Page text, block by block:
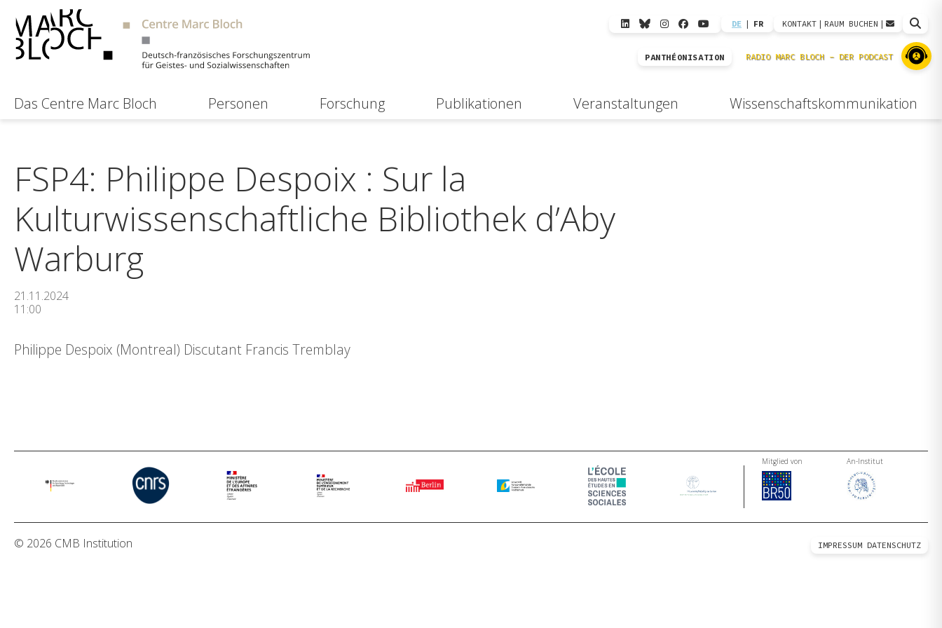
DE | FR KONTAKT | RAUM BUCHEN |
PANTHÉONISATION
Das Centre Marc Bloch Personen Forschung Publikationen Veranstaltungen Wissenschaftskommunikation
FSP4: Philippe Despoix : Sur la
Kulturwissenschaftliche Bibliothek d’Aby
Warburg
21.11.2024
11:00
Philippe Despoix (Montreal) Discutant Francis Tremblay
Mitglied von An-Institut
© 2026 CMB Institution IMPRESSUM DATENSCHUTZ